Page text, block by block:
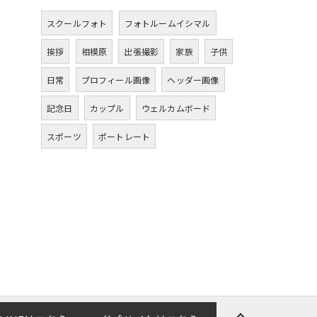
スクールフォト フォトルームイシマル
挨拶 相模原 出張撮影 家族 子供
日常 プロフィール画像 ヘッダー画像
記念日 カップル ウェルカムボード
スポーツ ポートレート